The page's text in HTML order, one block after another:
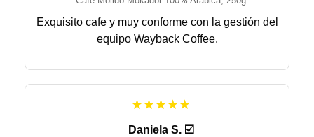
Exquisito cafe y muy conforme con la gestión del
equipo Wayback Coffee.
★★★★★
Daniela S. ☑️